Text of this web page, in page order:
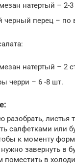
натертый – 2-3
перец – по
натертый – 2
черри – 6 -8 шт.
разобрать, листья
салфетками или
к моменту
завернуть в
поместить в